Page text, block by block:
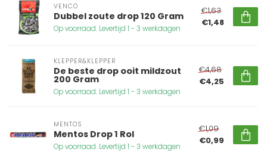
VENCO
Dubbel zoute drop 120 Gram
Op voorraad. Levertijd 1 - 3 werkdagen
€1,63
€1,48
KLEPPER&KLEPPER
De beste drop ooit mildzout
200 Gram
Op voorraad. Levertijd 1 - 3 werkdagen
€4,68
€4,25
MENTOS
Mentos Drop 1 Rol
Op voorraad. Levertijd 1 - 3 werkdagen
€1,09
€0,99